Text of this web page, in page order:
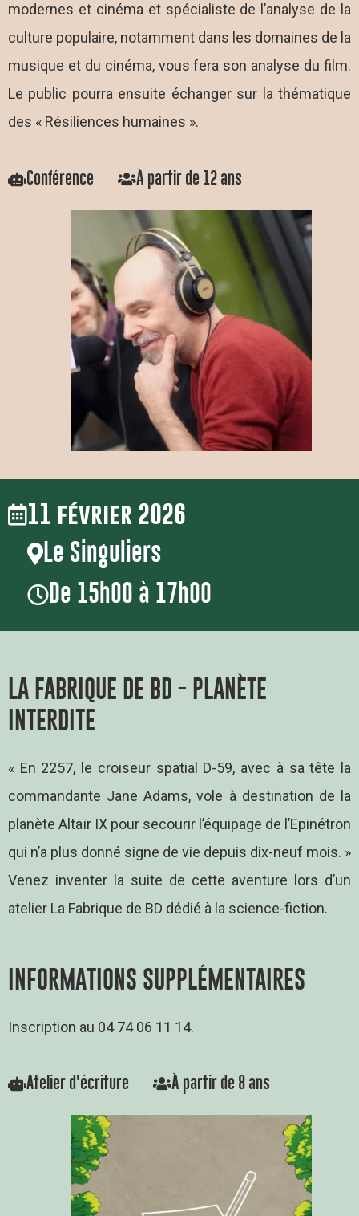
modernes et cinéma et spécialiste de l’analyse de la
culture populaire, notamment dans les domaines de la
musique et du cinéma, vous fera son analyse du film.
Le public pourra ensuite échanger sur la thématique
des « Résiliences humaines ».
Conférence À partir de 12 ans
11 février 2026
Le Singuliers
De 15h00 à 17h00
LA FABRIQUE DE BD - PLANÈTE
INTERDITE
« En 2257, le croiseur spatial D-59, avec à sa tête la
commandante Jane Adams, vole à destination de la
planète Altaïr IX pour secourir l’équipage de l’Epinétron
qui n’a plus donné signe de vie depuis dix-neuf mois. »
Venez inventer la suite de cette aventure lors d’un
atelier La Fabrique de BD dédié à la science-fiction.
INFORMATIONS SUPPLÉMENTAIRES
Inscription au 04 74 06 11 14.
Atelier d'écriture À partir de 8 ans